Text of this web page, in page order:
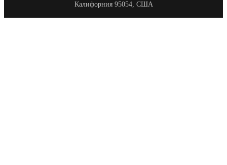
Калифорния 95054, США